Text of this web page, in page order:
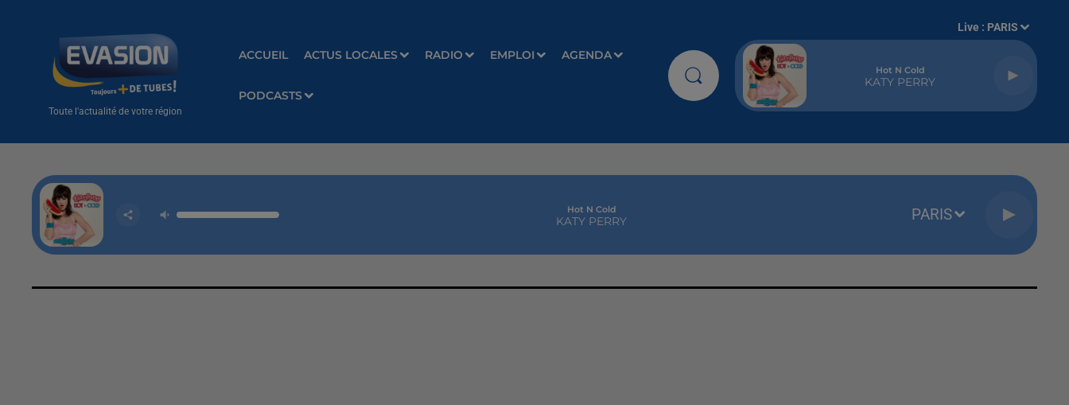
Toute l'actualité de votre région
ACCUEIL ACTUS LOCALES RADIO EMPLOI AGENDA
PODCASTS
Live : PARIS
Hot N Cold
KATY PERRY
Hot N Cold
KATY PERRY PARIS